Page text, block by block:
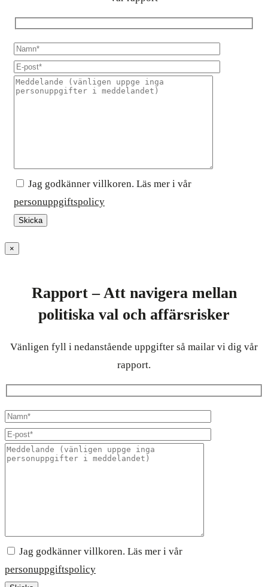
Jag godkänner villkoren. Läs mer i vår
personuppgiftspolicy
×
Rapport – Att navigera mellan
politiska val och affärsrisker
Vänligen fyll i nedanstående uppgifter så mailar vi dig vår
rapport.
Jag godkänner villkoren. Läs mer i vår
personuppgiftspolicy